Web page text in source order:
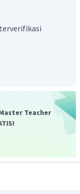
Teacher